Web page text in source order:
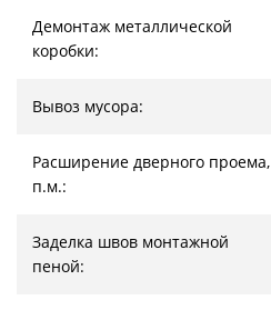
Демонтаж металлической
коробки:
Вывоз мусора:
Расширение дверного проема,
п.м.:
Заделка швов монтажной
пеной: